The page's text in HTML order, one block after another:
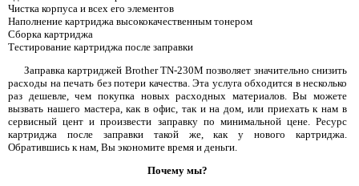
Чистка корпуса и всех его элементов
Наполнение картриджа высококачественным тонером
Сборка картриджа
Тестирование картриджа после заправки
Заправка картриджей Brother TN-230M позволяет значительно снизить
расходы на печать без потери качества. Эта услуга обходится в несколько
раз дешевле, чем покупка новых расходных материалов. Вы можете
вызвать нашего мастера, как в офис, так и на дом, или приехать к нам в
сервисный цент и произвести заправку по минимальной цене. Ресурс
картриджа после заправки такой же, как у нового картриджа.
Обратившись к нам, Вы экономите время и деньги.
Почему мы?